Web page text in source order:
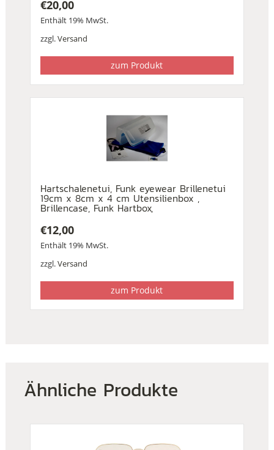
€20,00
Enthält 19% MwSt.
zzgl.Versand
zum Produkt
Hartschalenetui, Funk eyewear Brillenetui
19cm x 8cm x 4 cm Utensilienbox ,
Brillencase, Funk Hartbox,
€12,00
Enthält 19% MwSt.
zzgl.Versand
zum Produkt
Ähnliche Produkte